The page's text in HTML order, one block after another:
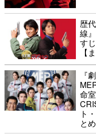
歴
線
す
【
『
命
ト
とめ